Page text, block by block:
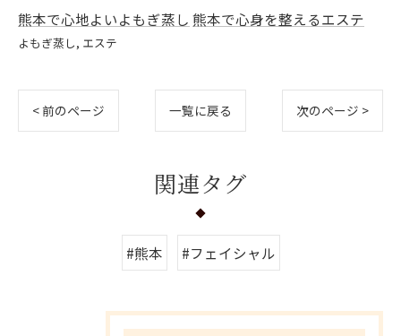
熊本で心地よいよもぎ蒸し 熊本で心身を整えるエステ
よもぎ蒸し エステ
< 前のページ 一覧に戻る 次のページ >
関連タグ
#熊本 #フェイシャル